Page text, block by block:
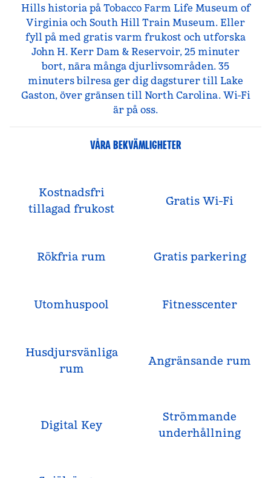
Hills historia på Tobacco Farm Life Museum of
Virginia och South Hill Train Museum. Eller
fyll på med gratis varm frukost och utforska
John H. Kerr Dam & Reservoir, 25 minuter
bort, nära många djurlivsområden. 35
minuters bilresa ger dig dagsturer till Lake
Gaston, över gränsen till North Carolina. Wi-Fi
är på oss.
VÅRA BEKVÄMLIGHETER
Kostnadsfri
tillagad frukost
Gratis Wi-Fi
Rökfria rum Gratis parkering
Utomhuspool Fitnesscenter
Husdjursvänliga
rum
Angränsande rum
Digital Key
Strömmande
underhållning